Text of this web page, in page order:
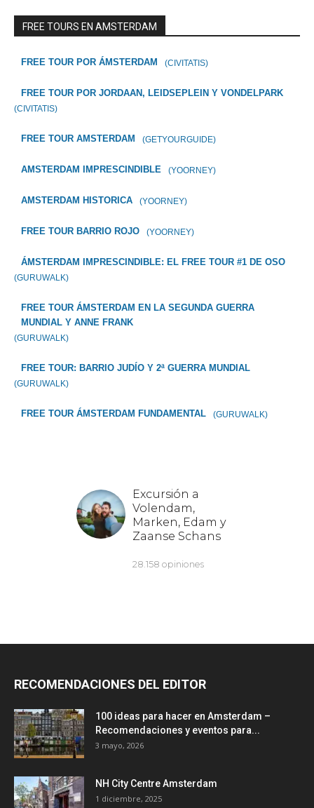
FREE TOURS EN AMSTERDAM
FREE TOUR POR ÁMSTERDAM (CIVITATIS)
FREE TOUR POR JORDAAN, LEIDSEPLEIN Y VONDELPARK
(CIVITATIS)
FREE TOUR AMSTERDAM (GETYOURGUIDE)
AMSTERDAM IMPRESCINDIBLE (YOORNEY)
AMSTERDAM HISTORICA (YOORNEY)
FREE TOUR BARRIO ROJO (YOORNEY)
ÁMSTERDAM IMPRESCINDIBLE: EL FREE TOUR #1 DE OSO
(GURUWALK)
FREE TOUR ÁMSTERDAM EN LA SEGUNDA GUERRA
MUNDIAL Y ANNE FRANK
(GURUWALK)
FREE TOUR: BARRIO JUDÍO Y 2ª GUERRA MUNDIAL
(GURUWALK)
FREE TOUR ÁMSTERDAM FUNDAMENTAL (GURUWALK)
RECOMENDACIONES DEL EDITOR
100 ideas para hacer en Amsterdam –
Recomendaciones y eventos para...
3 mayo, 2026
NH City Centre Amsterdam
1 diciembre, 2025